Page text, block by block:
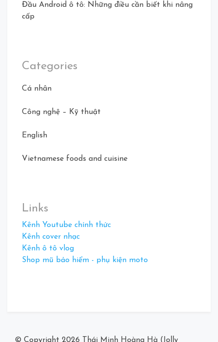
Đầu Android ô tô: Những điều cần biết khi nâng
cấp
Categories
Cá nhân
Công nghệ – Kỹ thuật
English
Vietnamese foods and cuisine
Links
Kênh Youtube chính thức
Kênh cover nhạc
Kênh ô tô vlog
Shop mũ bảo hiểm - phụ kiện moto
© Copyright 2026 Thái Minh Hoàng Hà (Jolly